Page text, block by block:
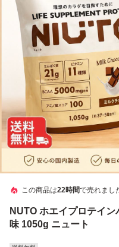
この商品は22時間で売れまし
NUTO ホエイプロテイ
味 1050g ニュート